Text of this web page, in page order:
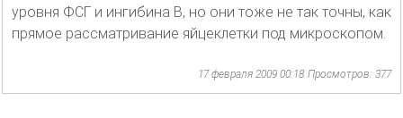
уровня ФСГ и ингибина В, но они тоже не так точны, как
прямое рассматривание яйцеклетки под микроскопом.
17 февраля 2009 00:18 Просмотров: 377